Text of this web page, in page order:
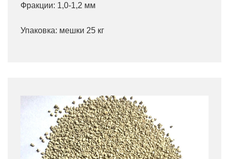
Фракции: 1,0-1,2 мм
Упаковка: мешки 25 кг